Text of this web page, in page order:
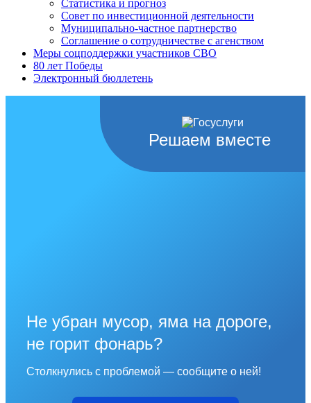
Статистика и прогноз
Совет по инвестиционной деятельности
Муниципально-частное партнерство
Соглашение о сотрудничестве с агенством
Меры соцподдержки участников СВО
80 лет Победы
Электронный бюллетень
Решаем вместе
Не убран мусор, яма на дороге,
не горит фонарь?
Столкнулись с проблемой — сообщите о ней!